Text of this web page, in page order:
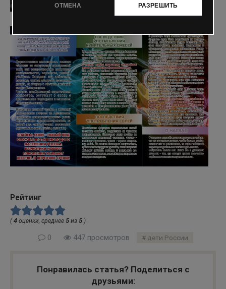
ОТМЕНА РАЗРЕШИТЬ
Рейтинг
( 4 оценки, среднее 5 из 5 )
0 447 просмотров дети России
Понравилась статья? Поделиться с
друзьями: